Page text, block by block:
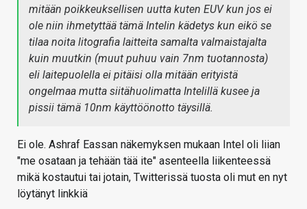
mitään poikkeuksellisen uutta kuten EUV kun jos ei
ole niin ihmetyttää tämä Intelin kädetys kun eikö se
tilaa noita litografia laitteita samalta valmaistajalta
kuin muutkin (muut puhuu vain 7nm tuotannosta)
eli laitepuolella ei pitäisi olla mitään erityistä
ongelmaa mutta siitähuolimatta Intelillä kusee ja
pissii tämä 10nm käyttöönotto täysillä.
Ei ole. Ashraf Eassan näkemyksen mukaan Intel oli liian
"me osataan ja tehään tää ite" asenteella liikenteessä
mikä kostautui tai jotain, Twitterissä tuosta oli mut en nyt
löytänyt linkkiä